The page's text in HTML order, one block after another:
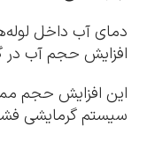
دمای آب داخل
افزایش حجم آب
این افزایش حجم
سیستم گرمایشی